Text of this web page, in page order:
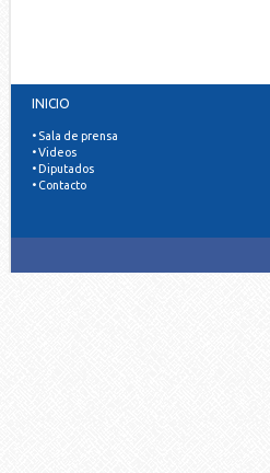
INICIO
• Sala de prensa
• Videos
• Diputados
• Contacto